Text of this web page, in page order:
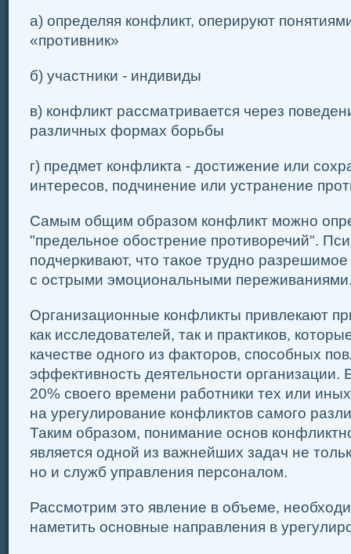
а) определяя конфликт, оперируют
«противник»
б) участники - индивиды
в) конфликт рассматривается через
различных формах борьбы
г) предмет конфликта - достижение или
интересов, подчинение или устранение
Самым общим образом конфликт можно
"предельное обострение противоречий".
подчеркивают, что такое трудно
с острыми эмоциональными
Организационные конфликты привлекают
как исследователей, так и практиков,
качестве одного из факторов, способных
эффективность деятельности организации.
20% своего времени работники тех или
на урегулирование конфликтов самого
Таким образом, понимание основ
является одной из важнейших задач не
но и служб управления персоналом.
Рассмотрим это явление в объеме,
наметить основные направления в